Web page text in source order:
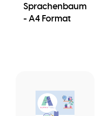
Sprachenbaum
- A4 Format